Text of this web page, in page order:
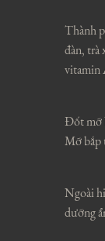
Thành
đàn, trà
vitamin
Đốt mỡ
Mỡ bắp
Ngoài
dưỡng